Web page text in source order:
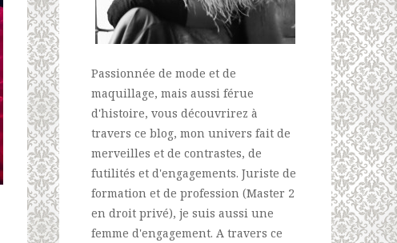
Passionnée de mode et de
maquillage, mais aussi férue
d'histoire, vous découvrirez à
travers ce blog, mon univers fait de
merveilles et de contrastes, de
futilités et d'engagements. Juriste de
formation et de profession (Master 2
en droit privé), je suis aussi une
femme d'engagement. A travers ce